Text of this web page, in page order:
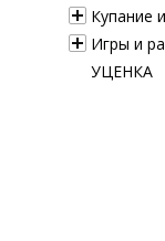
Купание
Игры и
УЦЕНКА